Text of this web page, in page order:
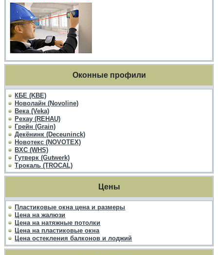
Оконные профили
КБЕ (KBE)
Новолайн (Novoline)
Века (Veka)
Рехау (REHAU)
Грейн (Grain)
Декёнинк (Deceuninck)
Новотекс (NOVOTEX)
ВХС (WHS)
Гутверк (Gutwerk)
Трокаль (TROCAL)
Цены
Пластиковые окна цена и размеры
Цена на жалюзи
Цена на натяжные потолки
Цена на пластиковые окна
Цена остекления балконов и лоджий